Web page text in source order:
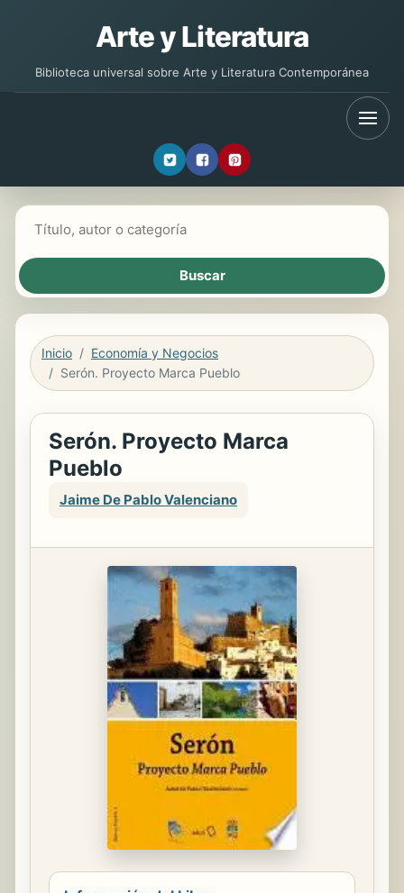
Arte y Literatura
Biblioteca universal sobre Arte y Literatura Contemporánea
Inicio
Economía y Negocios
Serón. Proyecto Marca Pueblo
Serón. Proyecto Marca
Pueblo
Jaime De Pablo Valenciano